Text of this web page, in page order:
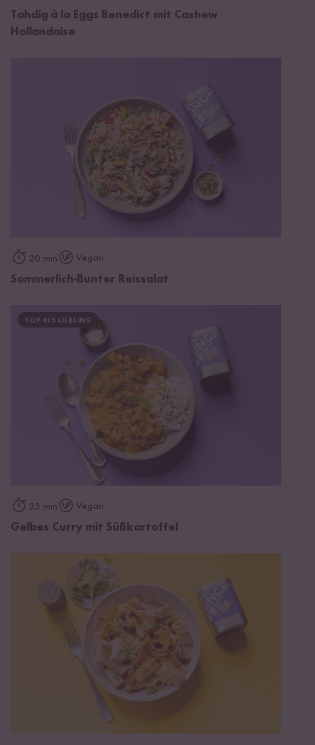
Tahdig á la Eggs Benedict mit Cashew
Hollandaise
20 min Vegan
Sommerlich-Bunter Reissalat
TOP #15 LIEBLING
25 min Vegan
Gelbes Curry mit Süßkartoffel